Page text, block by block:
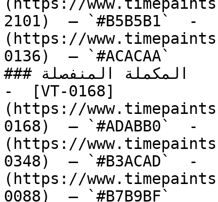
2101)  — `#B5B5B1`  -
(https://
0136)  — `#ACACAA`
### المكملة المنفصلة
-  [VT-0168]
(https://
0168)  — `#ADABB0`  -
(https://
0348)  — `#B3ACAD`  -
(https://
0088)  — `#B7B9BF`